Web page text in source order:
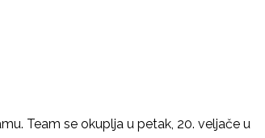
Team se okuplja u petak, 20. veljače u